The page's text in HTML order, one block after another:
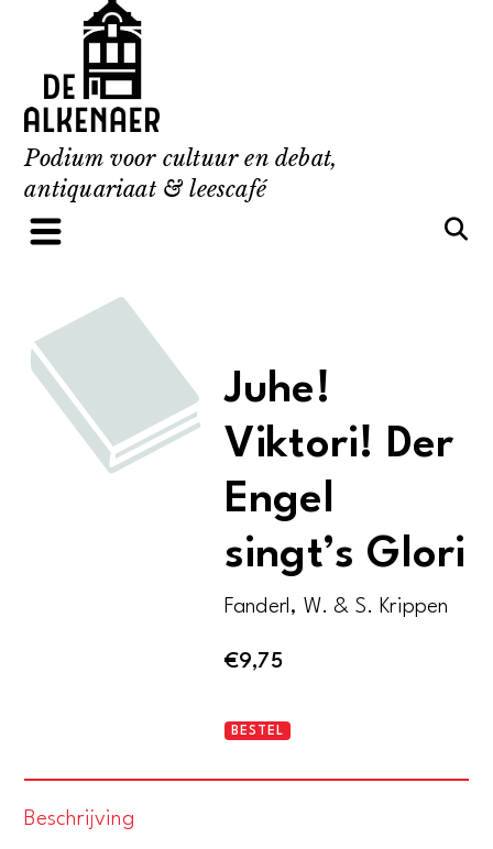
content
Podium voor cultuur en debat,
antiquariaat & leescafé
Juhe!
Viktori! Der
Engel
singt’s Glori
Fanderl, W. & S. Krippen
€9,75
Juhe!
BESTEL
Beschrijving